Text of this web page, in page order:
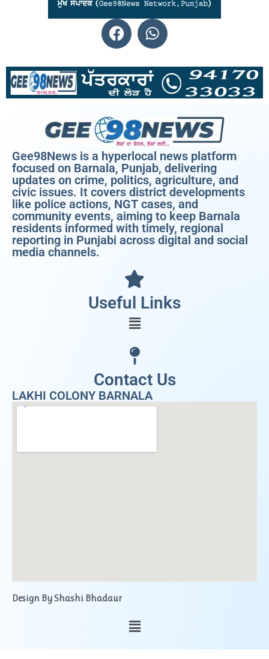
Gee98News is a hyperlocal news platform
focused on Barnala, Punjab, delivering
updates on crime, politics, agriculture, and
civic issues. It covers district developments
like police actions, NGT cases, and
community events, aiming to keep Barnala
residents informed with timely, regional
reporting in Punjabi across digital and social
media channels.
Useful Links
Contact Us
LAKHI COLONY BARNALA
Design By Shashi Bhadaur